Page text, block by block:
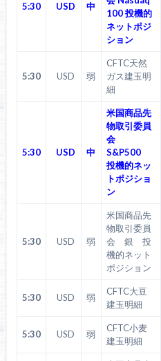
5:30 USD 中
100 投機的
ネットポジ
ション
5:30 USD 弱
CFTC天然
ガス建玉明
細
5:30 USD 中
米国商品先
物取引委員
会
S&P500
投機的ネッ
トポジショ
ン
5:30 USD 弱
米国商品先
物取引委員
会 銀 投
機的ネット
ポジション
5:30 USD 弱
CFTC大豆
建玉明細
5:30 USD 弱
CFTC小麦
建玉明細